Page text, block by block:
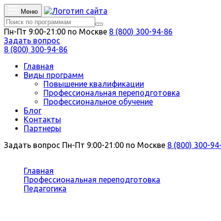
Меню
Пн-Пт 9:00-21:00 по Москве 8 (800) 300-94-86
Задать вопрос
8 (800) 300-94-86
Главная
Виды программ
Повышение квалификации
Профессиональная переподготовка
Профессиональное обучение
Блог
Контакты
Партнеры
Задать вопрос Пн-Пт 9:00-21:00 по Москве 8 (800) 300-
Главная
Профессиональная переподготовка
Педагогика